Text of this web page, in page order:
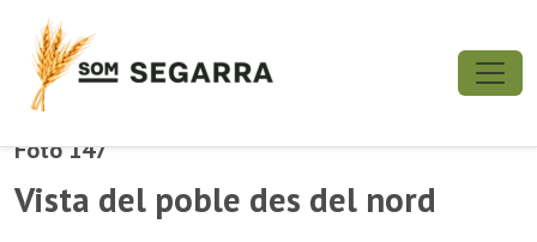
Foto 147
Vista del poble des del nord